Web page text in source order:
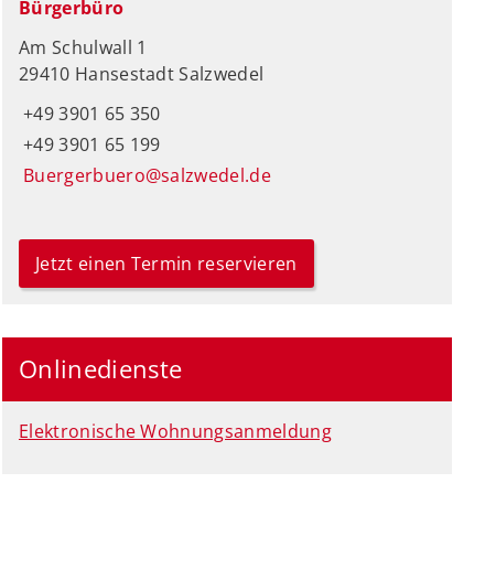
Bürgerbüro
Am Schulwall 1
29410 Hansestadt Salzwedel
+49 3901 65 350
+49 3901 65 199
Buergerbuero@salzwedel.de
Jetzt einen Termin reservieren
Onlinedienste
Elektronische Wohnungsanmeldung